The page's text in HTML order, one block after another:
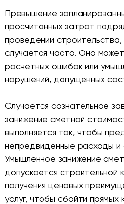
Превышение
просчитанных затрат
проведении
случается часто. Оно
расчетных ошибок или
нарушений, допущенных
Случается сознательное
занижение сметной
выполняется так, чтобы
непредвиденные расходы и
Умышленное занижение
допускается строительной
получения ценовых
услуг, чтобы обойти прямых